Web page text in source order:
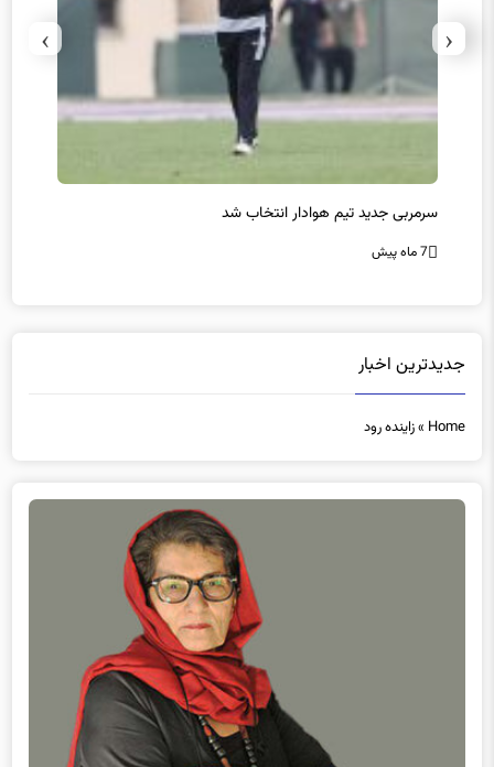
سرمربی جدید تیم هوادار انتخاب شد
7 ماه پیش
‹
›
جدیدترین اخبار
Home
»زاینده رود